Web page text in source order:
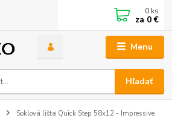
Menu
Hľadať
0 ks
za 0 €
Soklová lišta Quick Step 58x12 - Impressive